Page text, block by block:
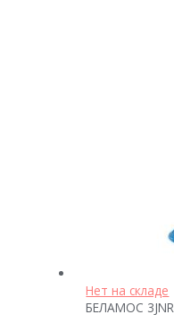
Нет на складе
БЕЛАМОС 3JNR